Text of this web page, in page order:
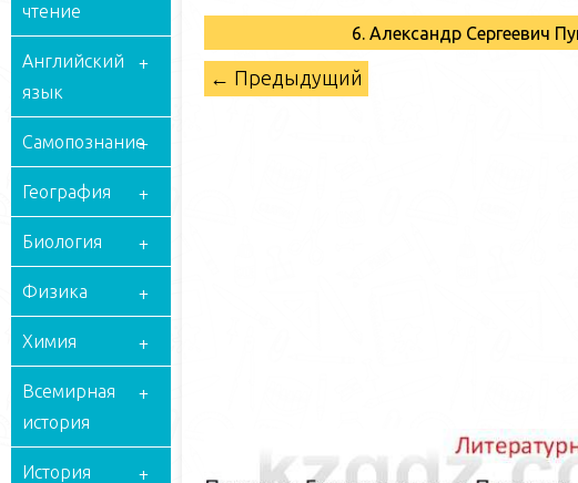
чтение
Английский
язык
Самопознание
География
Биология
Физика
Химия
Всемирная
история
История
6. Александр Сергеевич
← Предыдущий